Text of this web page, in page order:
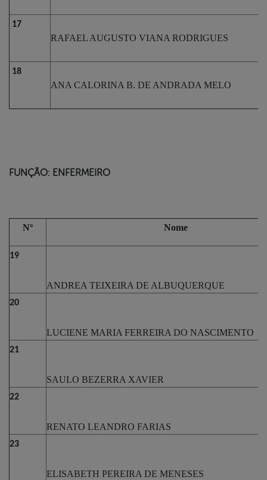
17
RAFAEL AUGUSTO VIANA RODRIGUES
18
ANA CALORINA B. DE ANDRADA MELO
FUNÇÃO: ENFERMEIRO
Nº Nome
19
ANDREA TEIXEIRA DE ALBUQUERQUE
20
LUCIENE MARIA FERREIRA DO NASCIMENTO
21
SAULO BEZERRA XAVIER
22
RENATO LEANDRO FARIAS
23
ELISABETH PEREIRA DE MENESES